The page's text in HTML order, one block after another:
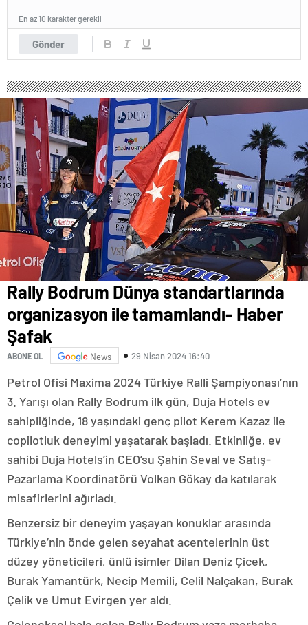
Gönder
En az 10 karakter gerekli
Rally Bodrum Dünya standartlarında
organizasyon ile tamamlandı- Haber
Şafak
ABONE OL News 29 Nisan 2024 16:40
Petrol Ofisi Maxima 2024 Türkiye Ralli Şampiyonası’nın
3. Yarışı olan Rally Bodrum ilk gün, Duja Hotels ev
sahipliğinde, 18 yaşındaki genç pilot Kerem Kazaz ile
copilotluk deneyimi yaşatarak başladı. Etkinliğe, ev
sahibi Duja Hotels’in CEO’su Şahin Seval ve Satış-
Pazarlama Koordinatörü Volkan Gökay da katılarak
misafirlerini ağırladı.
Benzersiz bir deneyim yaşayan konuklar arasında
Türkiye’nin önde gelen seyahat acentelerinin üst
düzey yöneticileri, ünlü isimler Dilan Deniz Çicek,
Burak Yamantürk, Necip Memili, Celil Nalçakan, Burak
Çelik ve Umut Evirgen yer aldı.